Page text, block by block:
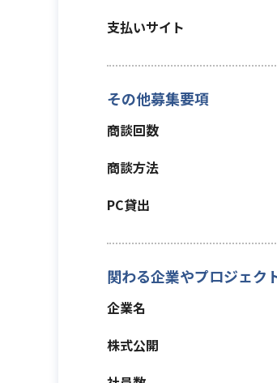
支払いサイト
その他募集要項
商談回数
商談方法
PC貸出
関わる企業やプロジェク
企業名
株式公開